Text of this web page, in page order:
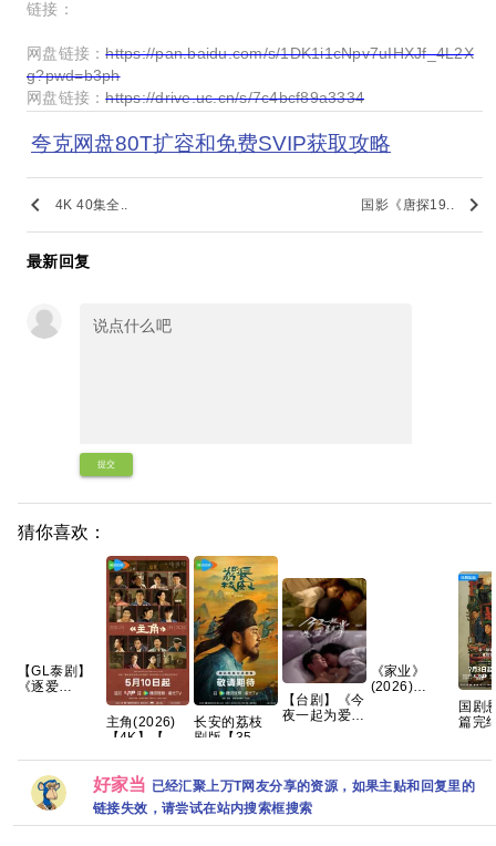
链接：
网盘链接：https://pan.baidu.com/s/1DK1i1cNpv7uIHXJf_4L2X
g?pwd=b3ph
网盘链接：https://drive.uc.cn/s/7c4bcf89a3334
夸克网盘80T扩容和免费SVIP获取攻略
keyboard_arrow_left 4K 40集全.. 国影《唐探19.. keyboard_arrow_right
最新回复
提交
猜你喜欢：
【GL泰剧】
《逐爱
【泰语中字】
【共8集】
主角(2026)
【4K】【国
长安的荔枝
剧版【35集
佳音、岳云鹏
｜悬疑/传
奇】夸克
【台剧】《今
夜一起为爱鼓
【国语中字】
【12集全】
【15.8G】
《家业‎》
(2026)
国剧
篇完
杨烁
好家当 已经汇聚上万T网友分享的资源，如果主贴和回复里的
链接失效，请尝试在站内搜索框搜索